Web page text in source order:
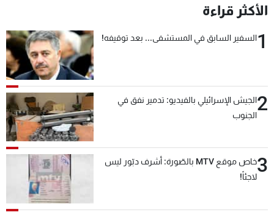
الأكثر قراءة
1السفير السابق في المستشفى... بعد توقيفه!
2الجيش الإسرائيلي بالفيديو: تدمير نفق في
الجنوب
3
خاص موقع MTV بالصّورة: أشرف دبّور ليس
لاجئاً!
عن MTV
الإنـتـاج
وظائف
شروط الإسـتخدام
سياسة الخصوصية